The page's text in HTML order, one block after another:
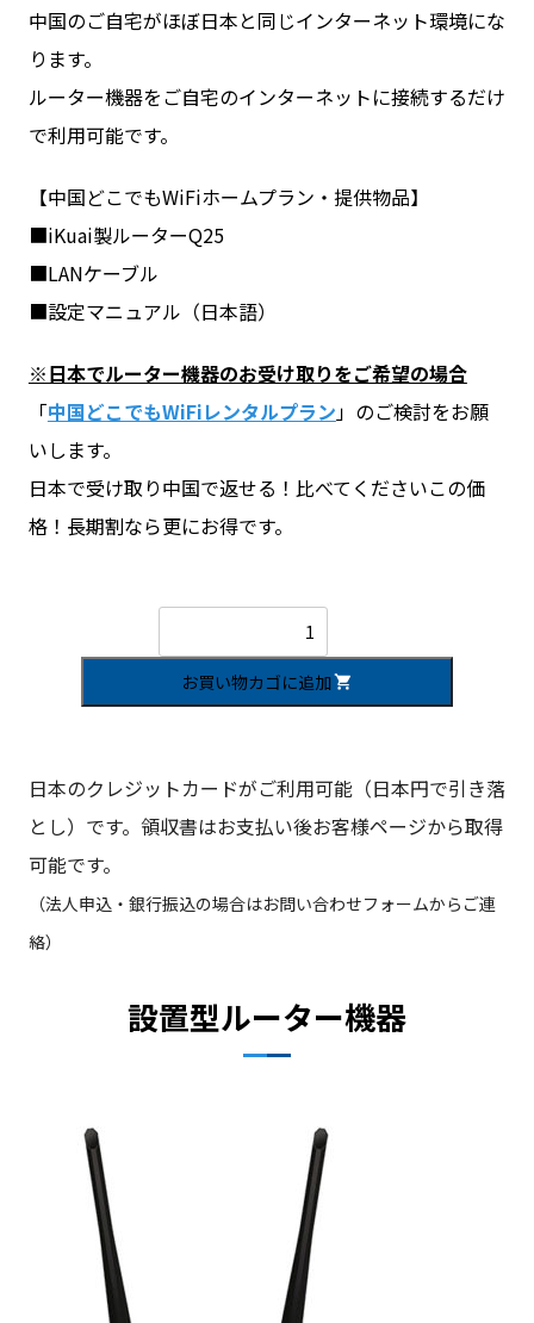
中国のご自宅がほぼ日本と同じインターネット環境にな
ります。
ルーター機器をご自宅のインターネットに接続するだけ
で利用可能です。
【中国どこでもWiFiホームプラン・提供物品】
■iKuai製ルーターQ25
■LANケーブル
■設定マニュアル（日本語）
※日本でルーター機器のお受け取りをご希望の場合
「中国どこでもWiFiレンタルプラン」のご検討をお願
いします。
日本で受け取り中国で返せる！比べてくださいこの価
格！長期割なら更にお得です。
中
ど
で
ム
ラ
お買い物カゴに追加
日本のクレジットカードがご利用可能（日本円で引き落
とし）です。領収書はお支払い後お客様ページから取得
可能です。
（法人申込・銀行振込の場合はお問い合わせフォームからご連
絡）
設置型ルーター機器